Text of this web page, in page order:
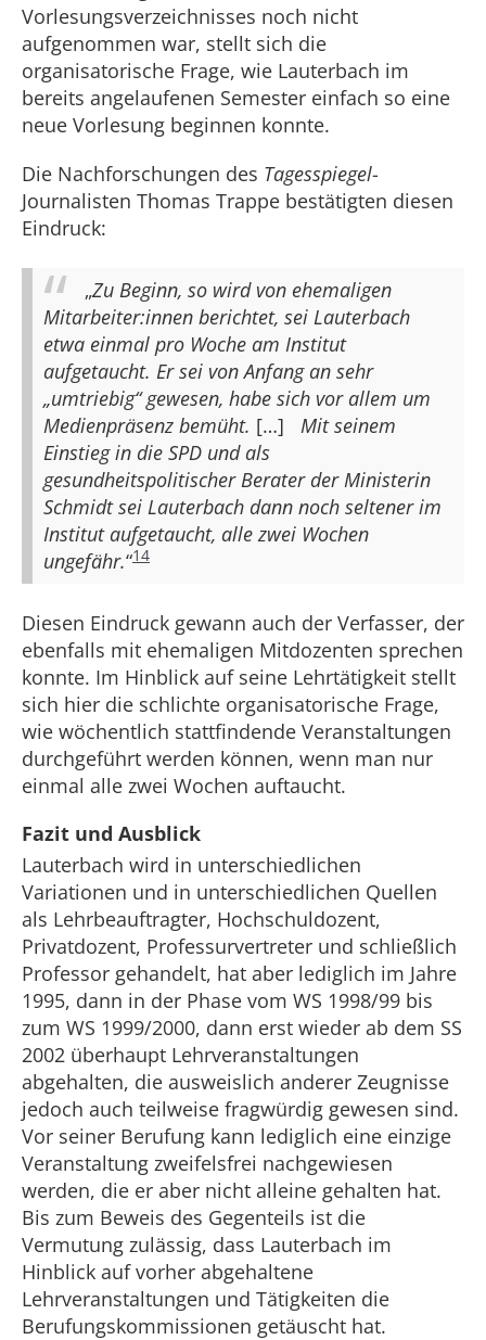
Vorlesungsverzeichnisses noch nicht
aufgenommen war, stellt sich die
organisatorische Frage, wie Lauterbach im
bereits angelaufenen Semester einfach so eine
neue Vorlesung beginnen konnte.
Die Nachforschungen des Tagesspiegel-
Journalisten Thomas Trappe bestätigten diesen
Eindruck:
„Zu Beginn, so wird von ehemaligen
Mitarbeiter:innen berichtet, sei Lauterbach
etwa einmal pro Woche am Institut
aufgetaucht. Er sei von Anfang an sehr
„umtriebig“ gewesen, habe sich vor allem um
Medienpräsenz bemüht. […] Mit seinem
Einstieg in die SPD und als
gesundheitspolitischer Berater derMinisterin
Schmidt sei Lauterbach dann noch seltener im
Institut aufgetaucht, alle zwei Wochen
ungefähr.“14
Diesen Eindruck gewann auch der Verfasser, der
ebenfalls mit ehemaligen Mitdozenten sprechen
konnte. Im Hinblick auf seine Lehrtätigkeit stellt
sich hier die schlichte organisatorische Frage,
wie wöchentlich stattfindende Veranstaltungen
durchgeführt werden können, wenn man nur
einmal alle zwei Wochen auftaucht.
Fazit und Ausblick
Lauterbach wird in unterschiedlichen
Variationen und in unterschiedlichen Quellen
als Lehrbeauftragter, Hochschuldozent,
Privatdozent, Professurvertreter und schließlich
Professor gehandelt, hat aber lediglich im Jahre
1995, dann in der Phase vom WS 1998/99 bis
zum WS 1999/2000, dann erst wieder ab dem SS
2002 überhaupt Lehrveranstaltungen
abgehalten, die ausweislich anderer Zeugnisse
jedoch auch teilweise fragwürdig gewesen sind.
Vor seiner Berufung kann lediglich eine einzige
Veranstaltung zweifelsfrei nachgewiesen
werden, die er aber nicht alleine gehalten hat.
Bis zum Beweis des Gegenteils ist die
Vermutung zulässig, dass Lauterbach im
Hinblick auf vorher abgehaltene
Lehrveranstaltungen und Tätigkeiten die
Berufungskommissionen getäuscht hat.